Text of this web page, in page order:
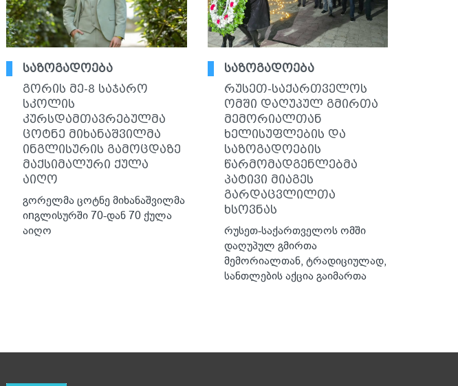
საზოგადოება
გორის მე-8 საჯარო
სკოლის
კურსდამთავრებულმა
ცოტნე მიხანაშვილმა
ინგლისურის გამოცდაზე
მაქსიმალური ქულა
აიღო
გორელმა ცოტნე მიხანაშვილმა
იnგლისურში 70-დან 70 ქულა
აიღო
საზოგადოება
რუსეთ-საქართველოს
ომში დაღუპულ გმირთა
მემორიალთან
ხელისუფლების და
საზოგადოების
წარმომადგენლებმა
პატივი მიაგეს
გარდაცვლილთა
ხსოვნას
რუსეთ-საქართველოს ომში
დაღუპულ გმირთა
მემორიალთან, ტრადიციულად,
სანთლების აქცია გაიმართა